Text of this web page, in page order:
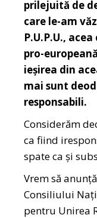
prilejuită de
care le-am
P.U.P.U.,
pro-
ieșirea din
mai sunt
responsabili.
Considerăm
ca fiind
spate ca și
Vrem să
Consiliului
pentru Unirea